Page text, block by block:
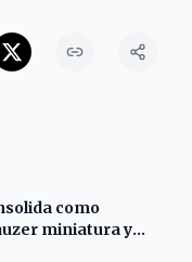
como
miniatura y
el World Dog